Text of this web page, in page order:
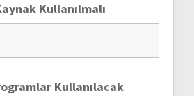
Kullanılmalı
Kullanılacak